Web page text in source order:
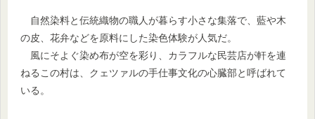
自然染料と伝統織物の職人が暮らす小さな集落で、藍や木
の皮、花弁などを原料にした染色体験が人気だ。
風にそよぐ染め布が空を彩り、カラフルな民芸店が軒を連
ねるこの村は、クェツァルの手仕事文化の心臓部と呼ばれて
いる。